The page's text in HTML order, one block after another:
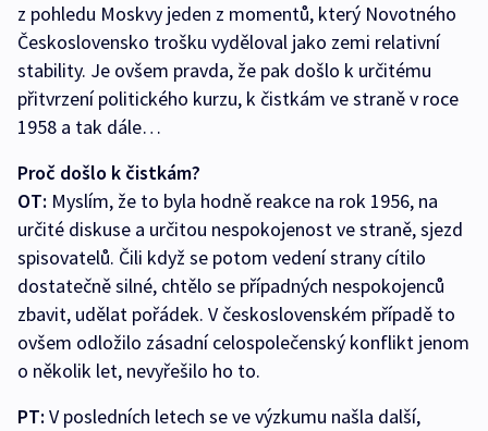
z pohledu Moskvy jeden z momentů, který Novotného
Československo trošku vyděloval jako zemi relativní
stability. Je ovšem pravda, že pak došlo k určitému
přitvrzení politického kurzu, k čistkám ve straně v roce
1958 a tak dále…
Proč došlo k čistkám?
OT: Myslím, že to byla hodně reakce na rok 1956, na
určité diskuse a určitou nespokojenost ve straně, sjezd
spisovatelů. Čili když se potom vedení strany cítilo
dostatečně silné, chtělo se případných nespokojenců
zbavit, udělat pořádek. V československém případě to
ovšem odložilo zásadní celospolečenský konflikt jenom
o několik let, nevyřešilo ho to.
PT: V posledních letech se ve výzkumu našla další,